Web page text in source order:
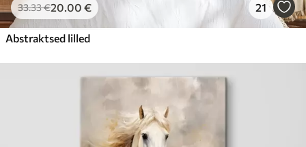
33.33€20.00 € 21
Abstraktsed lilled